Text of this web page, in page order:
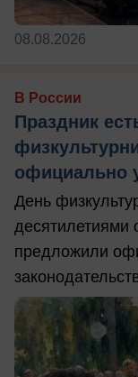
08.08.2026
В России
Праздник
официально
День
десятилетиями
предложили